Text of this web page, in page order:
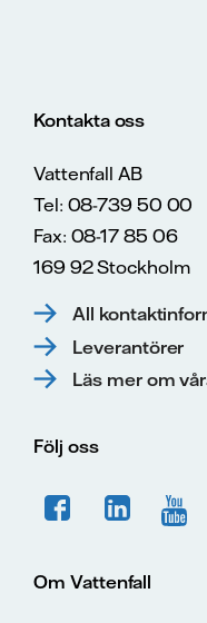
Kontakta oss
Vattenfall AB
Tel: 08-739 50 00
Fax: 08-17 85 06
169 92 Stockholm
All
Leverantörer
Läs mer om
Följ oss
Om Vattenfall